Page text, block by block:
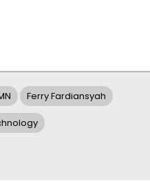
Ferry Fardiansyah